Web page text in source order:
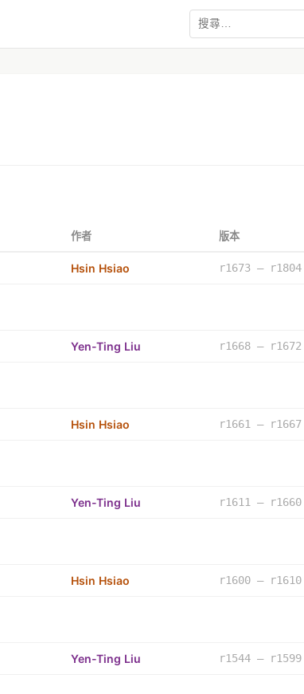
作者 版本
Hsin Hsiao
r1673 – r1804
Yen-Ting Liu
r1668 – r1672
Hsin Hsiao
r1661 – r1667
Yen-Ting Liu
r1611 – r1660
Hsin Hsiao
r1600 – r1610
Yen-Ting Liu
r1544 – r1599